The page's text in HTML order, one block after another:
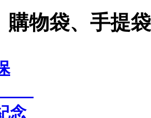
購物袋、手提
念